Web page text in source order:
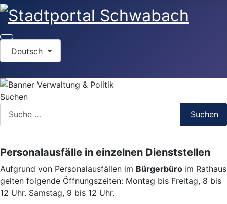
Deutsch
Suchen
Suchen
Personalausfälle in einzelnen Dienststellen
Aufgrund von Personalausfällen im Bürgerbüro im Rathaus
gelten folgende Öffnungszeiten: Montag bis Freitag, 8 bis
12 Uhr. Samstag, 9 bis 12 Uhr.